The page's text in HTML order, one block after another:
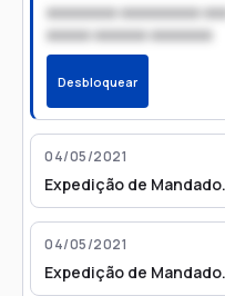
xxxxxxxx xxxxxxxxx
xxxxx xxxxxx xxxxxxx
Desbloquear
04/05/2021
Expedição de Mandado.
04/05/2021
Expedição de Mandado.